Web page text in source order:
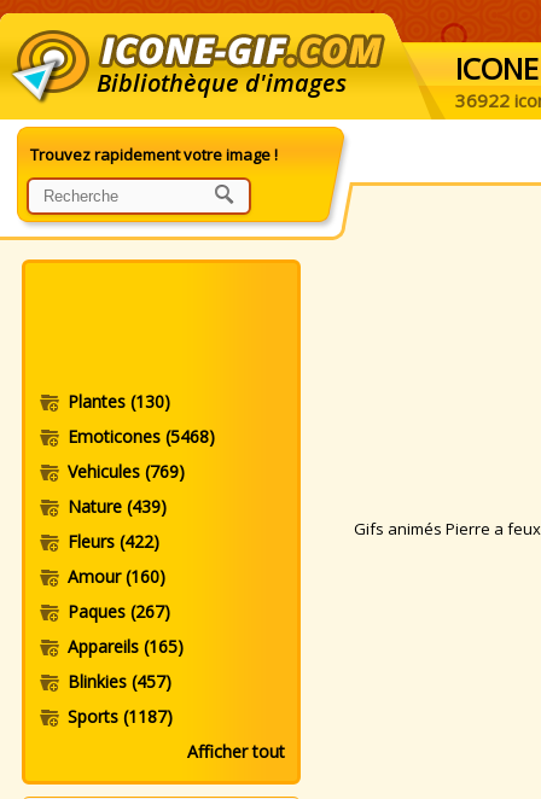
Bibliothèque d'images ICONE
36922
Trouvez rapidement votre image !
Plantes (130)
Emoticones (5468)
Vehicules (769)
Nature (439)
Fleurs (422)
Amour(160)
Paques (267)
Appareils (165)
Blinkies (457)
Sports (1187)
Afficher tout
Gifs animés Pierre a